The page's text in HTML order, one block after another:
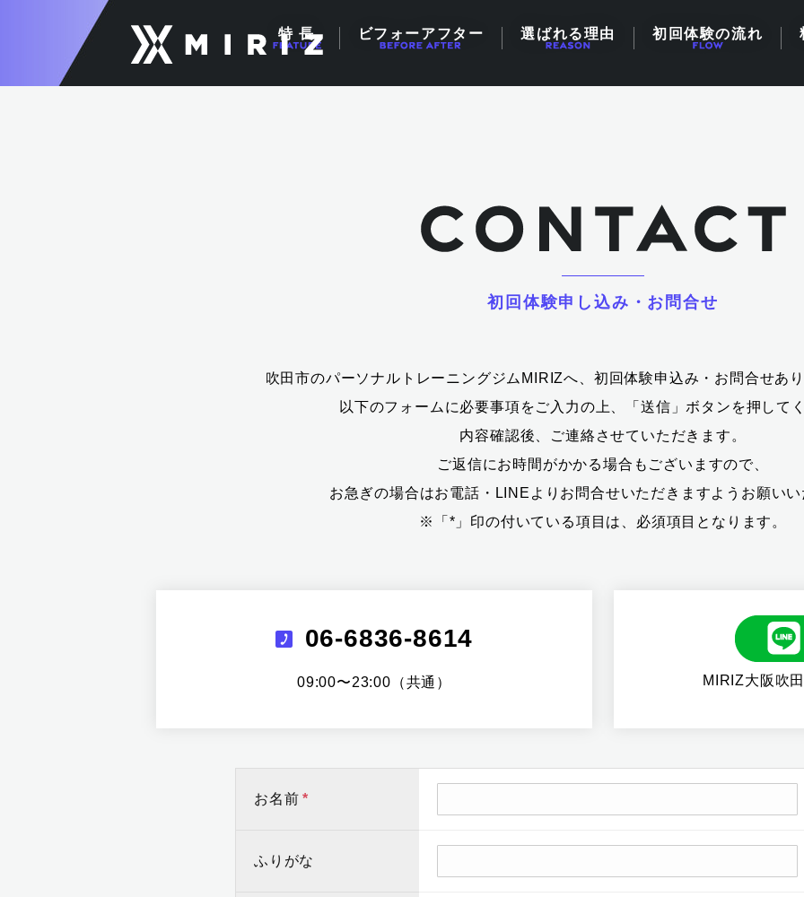
特 長 ビフォーアフター 選ばれる理由 初回体験の流れ
初回体験申し込み・お問合せ
吹田市のパーソナルトレーニングジムMIRIZへ、初回体験申込み・お問合せあ
以下のフォームに必要事項をご入力の上、「送信」ボタンを押して
内容確認後、ご連絡させていただきます。
ご返信にお時間がかかる場合もございますので、
お急ぎの場合はお電話・LINEよりお問合せいただきますようお願い
※「*」印の付いている項目は、必須項目となります。
06-6836-8614
09:00〜23:00（共通） MIRIZ大阪吹
お名前 *
ふりがな